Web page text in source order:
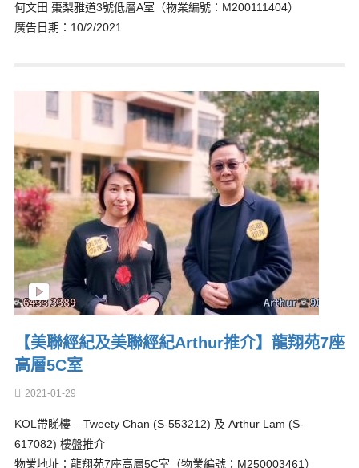
何文田 棗梨雅道3號低層A室（物業編號：M200111404）
廣告日期：10/2/2021
【美聯經紀及美聯經紀Arthur推介】龍翔苑7座
高層5C室
2021-01-29
KOL帶睇樓 – Tweety Chan (S-553212) 及 Arthur Lam (S-
617082) 樓盤推介
物業地址：龍翔苑7座高層5C室（物業編號：M250003461）